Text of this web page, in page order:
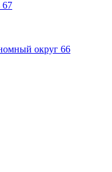
67
округ 66